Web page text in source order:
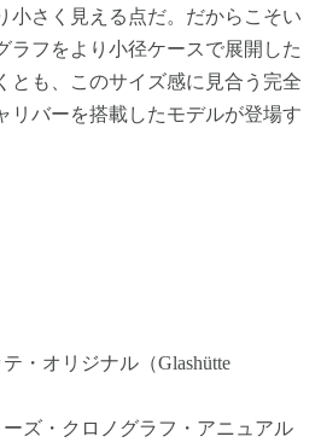
小さく見える点だ。だからこそい
ラフをより小径ケースで展開した
とも、このサイズ感に見合う完全
リバーを搭載したモデルが登場す
・オリジナル（Glashütte
ズ・クロノグラフ・アニュアル